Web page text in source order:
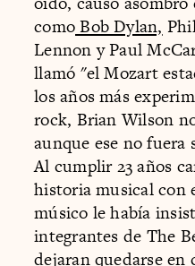
comoBob Dylan,
Lennon y Paul
llamó "el Mozart
los años más
rock, Brian Wilson
aunque ese no fuera
Al cumplir 23 años
historia musical con
músico le había
integrantes de The
dejaran quedarse en